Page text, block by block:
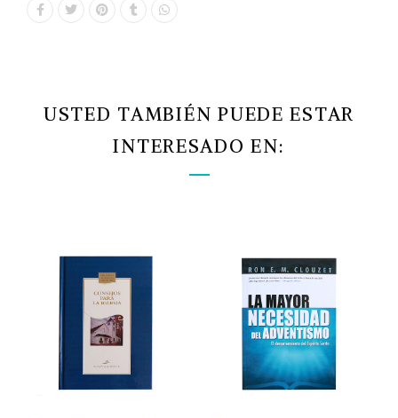
USTED TAMBIÉN PUEDE ESTAR
INTERESADO EN: